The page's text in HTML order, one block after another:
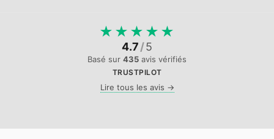
★ ★ ★ ★ ★
4.7/5
Basé sur 435 avis vérifiés
TRUSTPILOT
Lire tous les avis →